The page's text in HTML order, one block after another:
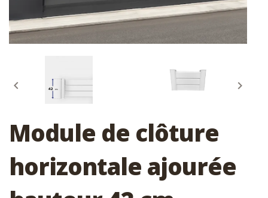
 
Module de clôture
horizontale ajourée